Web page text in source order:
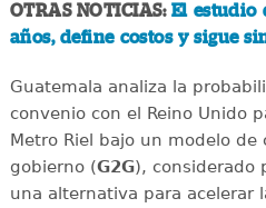
OTRAS NOTICIAS:El estudio
años, define costos y sigue
Guatemala analiza la
convenio con el Reino Unido
Metro Riel bajo un modelo de
gobierno (G2G), considerado
una alternativa para acelerar